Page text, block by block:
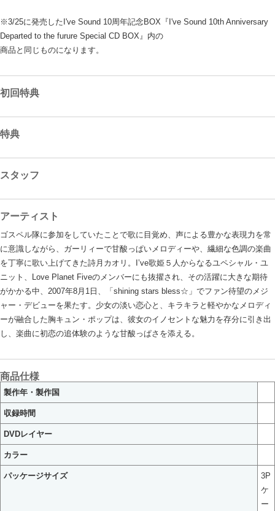
※3/25に発売したI've Sound 10周年記念BOX『I've Sound 10th Anniversary
Departed to the furure Special CD BOX』内の
商品と同じものになります。
初回特典
特典
スタッフ
アーティスト
ゴスペル隊に参加をしていたことで歌に目覚め、声による豊かな表現力を常
に意識しながら、ガーリィーで甘酸っぱいメロディーや、繊細な色調の楽曲
を丁寧に歌い上げてきた詩月カオリ。I’ve歌姫５人からなるユペシャル・ユ
ニット、Love Planet Fiveのメンバーにも抜擢され、その活躍に大きな期待
がかかる中、2007年8月1日、「shining stars bless☆」でファン待望のメジ
ャー・デビューを果たす。少女の淡い恋心と、キラキラと軽やかなメロディ
ーが融合した胸キュン・ポップは、彼女のイノセントな魅力を存分に引き出
し、楽曲に初恋の追体験のような甘酸っぱさを添える。
商品仕様
製作年・製作国
収録時間
DVDレイヤー
カラー
パッケージサイズ
3P
ケ
ー